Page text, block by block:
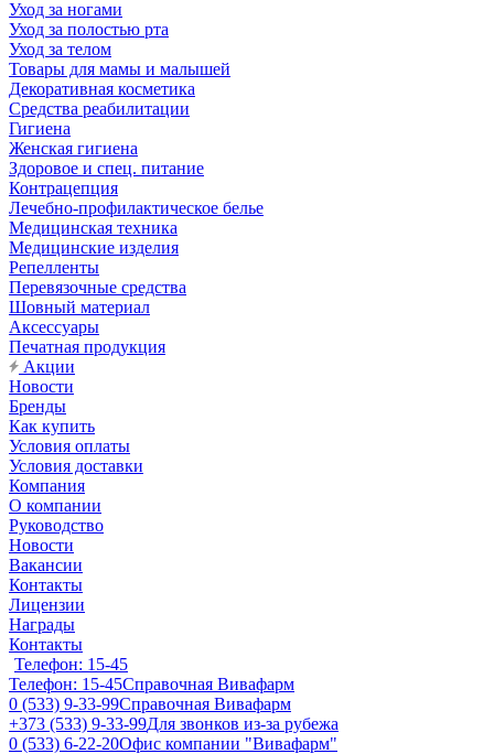
Уход за ногами
Уход за полостью рта
Уход за телом
Товары для мамы и малышей
Декоративная косметика
Средства реабилитации
Гигиена
Женская гигиена
Здоровое и спец. питание
Контрацепция
Лечебно-профилактическое белье
Медицинская техника
Медицинские изделия
Репелленты
Перевязочные средства
Шовный материал
Аксессуары
Печатная продукция
Акции
Новости
Бренды
Как купить
Условия оплаты
Условия доставки
Компания
О компании
Руководство
Новости
Вакансии
Контакты
Лицензии
Награды
Контакты
Телефон: 15-45
Телефон: 15-45Справочная Вивафарм
0 (533) 9-33-99Справочная Вивафарм
+373 (533) 9-33-99Для звонков из-за рубежа
0 (533) 6-22-20Офис компании "Вивафарм"